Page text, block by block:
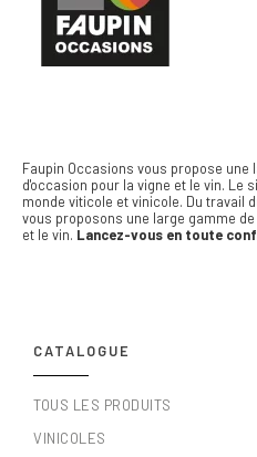
Faupin Occasions vous propose
d'occasion pour la vigne et le vin. Le
monde viticole et vinicole. Du travail
vous proposons une large gamme
et le vin. Lancez-vous en toute
CATALOGUE
TOUS LES PRODUITS
VINICOLES